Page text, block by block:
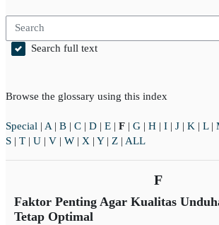
Search
Search full text
Browse the glossary using this index
Special | A | B | C | D | E | F | G | H | I | J | K | L|
S | T | U | V | W | X | Y| Z | ALL
F
Faktor Penting Agar Kualitas
Tetap Optimal